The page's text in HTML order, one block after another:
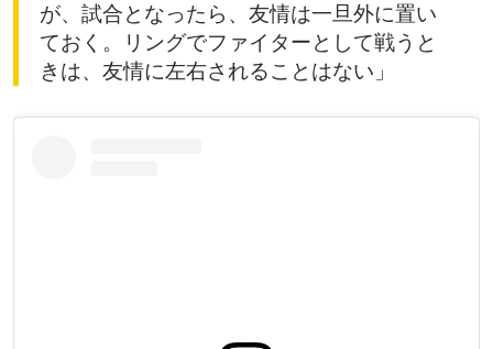
が、試合となったら、友情は一旦外に置い
ておく。リングでファイターとして戦うと
きは、友情に左右されることはない」